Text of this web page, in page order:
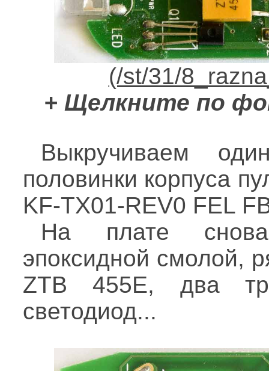
+ Щелкните по
Выкручиваем
половинки корпуса
KF-TX01-REV0 FEL
На плате снова
эпоксидной смолой,
ZTB 455E, два
светодиод...